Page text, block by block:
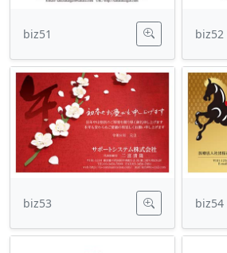
biz51 biz52
biz53 biz54